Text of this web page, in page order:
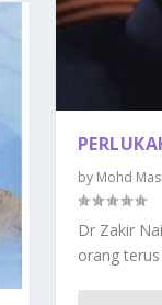
by Mohd
Dr Zakir
orang